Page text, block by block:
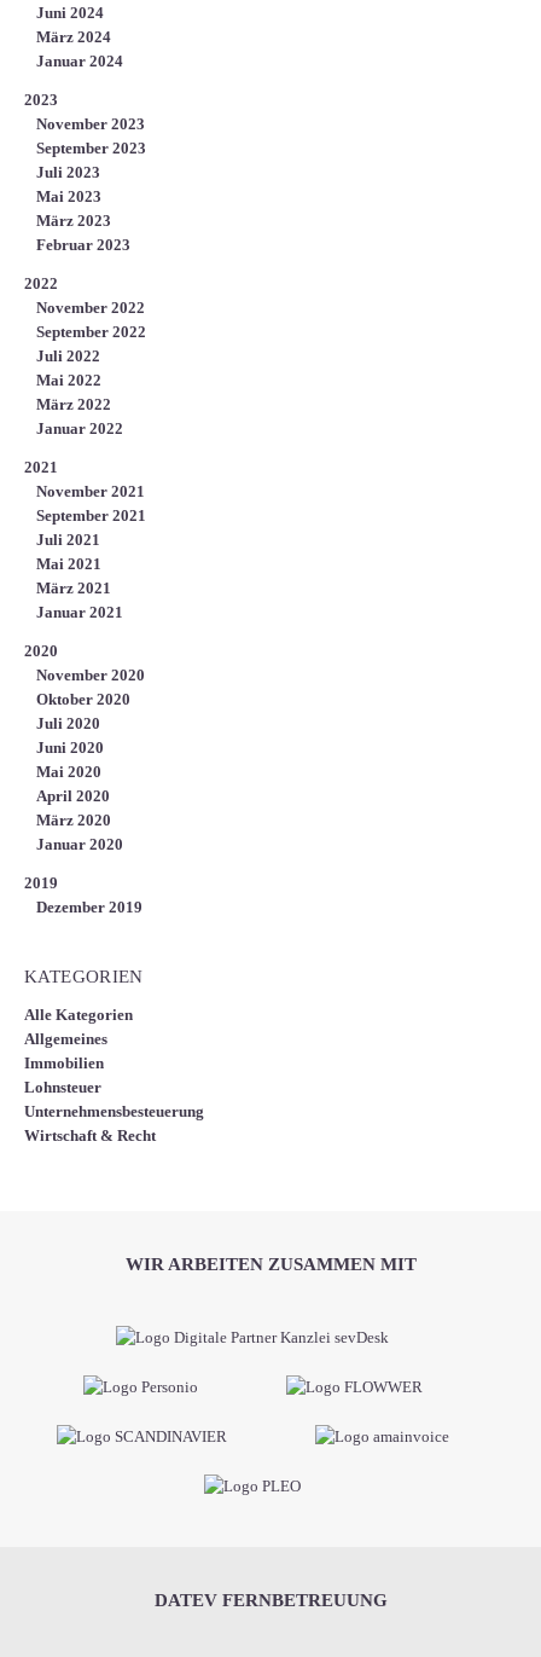
Juni 2024
März 2024
Januar 2024
2023
November 2023
September 2023
Juli 2023
Mai 2023
März 2023
Februar 2023
2022
November 2022
September 2022
Juli 2022
Mai 2022
März 2022
Januar 2022
2021
November 2021
September 2021
Juli 2021
Mai 2021
März 2021
Januar 2021
2020
November 2020
Oktober 2020
Juli 2020
Juni 2020
Mai 2020
April 2020
März 2020
Januar 2020
2019
Dezember 2019
KATEGORIEN
Alle Kategorien
Allgemeines
Immobilien
Lohnsteuer
Unternehmensbesteuerung
Wirtschaft & Recht
WIR ARBEITEN ZUSAMMEN MIT
DATEV FERNBETREUUNG